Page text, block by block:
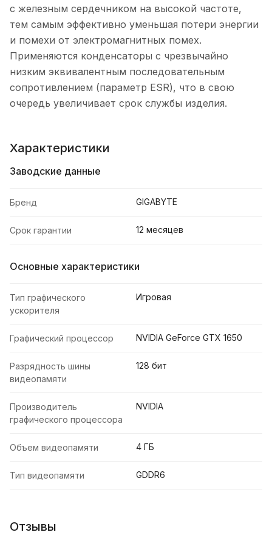
с железным сердечником на высокой частоте,
тем самым эффективно уменьшая потери энергии
и помехи от электромагнитных помех.
Применяются конденсаторы с чрезвычайно
низким эквивалентным последовательным
сопротивлением (параметр ESR), что в свою
очередь увеличивает срок службы изделия.
Характеристики
Заводские данные
Бренд GIGABYTE
Срок гарантии 12 месяцев
Основные характеристики
Тип графического
ускорителя
Игровая
Графический процессор NVIDIA GeForce GTX 1650
Разрядность шины
видеопамяти
128 бит
Производитель
графического процессора
NVIDIA
Объем видеопамяти 4 ГБ
Тип видеопамяти GDDR6
Отзывы